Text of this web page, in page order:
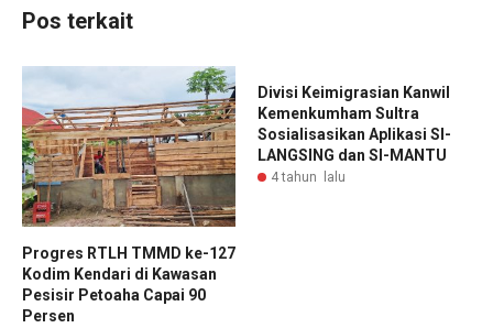
Pos terkait
Progres RTLH TMMD ke-127
Kodim Kendari di Kawasan
Pesisir Petoaha Capai 90
Persen
Divisi Keimigrasian Kanwil
Kemenkumham Sultra
Sosialisasikan Aplikasi SI-
LANGSING dan SI-MANTU
4 tahun lalu